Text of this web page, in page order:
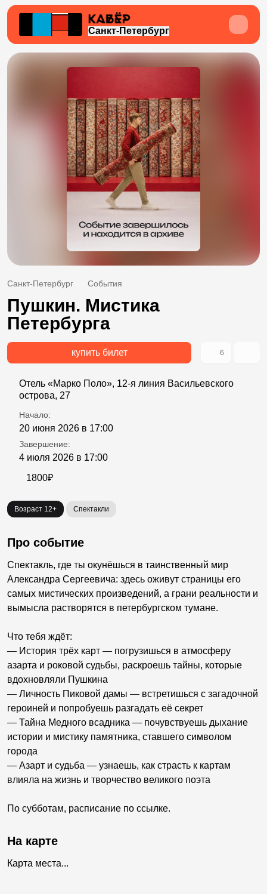
Санкт-Петербург
Санкт-Петербург События
Пушкин. Мистика
Петербурга
купить билет 6
Отель «Марко Поло», 12-я линия Васильевского
острова, 27
Начало:
20 июня 2026 в 17:00
Завершение:
4 июля 2026 в 17:00
1800₽
Возраст 12+ Спектакли
Про событие
Спектакль, где ты окунёшься в таинственный мир
Александра Сергеевича: здесь оживут страницы его
самых мистических произведений, а грани реальности и
вымысла растворятся в петербургском тумане.
Что тебя ждёт:
— История трёх карт — погрузишься в атмосферу
азарта и роковой судьбы, раскроешь тайны, которые
вдохновляли Пушкина
— Личность Пиковой дамы — встретишься с загадочной
героиней и попробуешь разгадать её секрет
— Тайна Медного всадника — почувствуешь дыхание
истории и мистику памятника, ставшего символом
города
— Азарт и судьба — узнаешь, как страсть к картам
влияла на жизнь и творчество великого поэта
По субботам, расписание по ссылке.
На карте
Карта места...